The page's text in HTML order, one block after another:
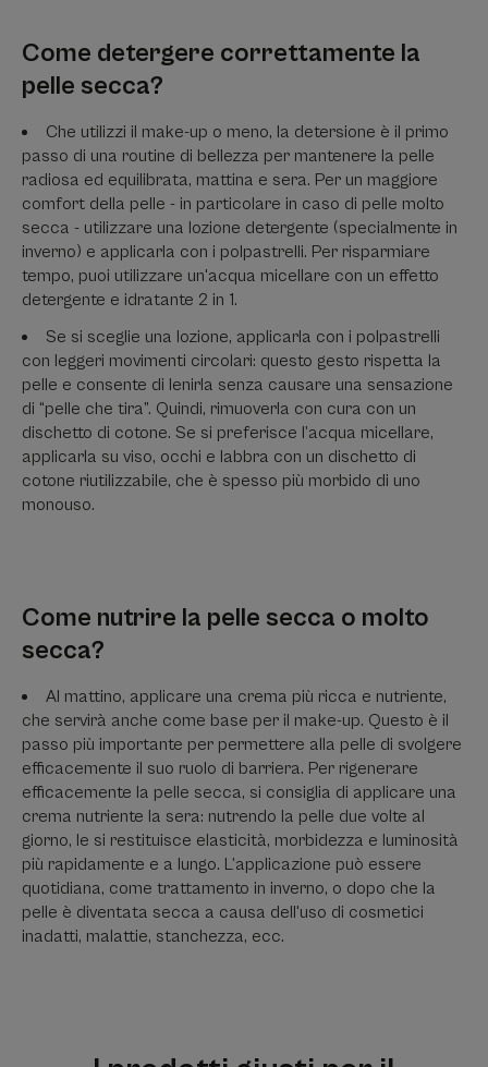
Come detergere correttamente la
pelle secca?
Che utilizzi il make-up o meno, la detersione è il primo
passo di una routine di bellezza per mantenere la pelle
radiosa ed equilibrata, mattina e sera. Per un maggiore
comfort della pelle - in particolare in caso di pelle molto
secca - utilizzare una lozione detergente (specialmente in
inverno) e applicarla con i polpastrelli. Per risparmiare
tempo, puoi utilizzare un'acqua micellare con un effetto
detergente e idratante 2 in 1.
Se si sceglie una lozione, applicarla con i polpastrelli
con leggeri movimenti circolari: questo gesto rispetta la
pelle e consente di lenirla senza causare una sensazione
di “pelle che tira”. Quindi, rimuoverla con cura con un
dischetto di cotone. Se si preferisce l’acqua micellare,
applicarla su viso, occhi e labbra con un dischetto di
cotone riutilizzabile, che è spesso più morbido di uno
monouso.
Come nutrire la pelle secca o molto
secca?
Al mattino, applicare una crema più ricca e nutriente,
che servirà anche come base per il make-up. Questo è il
passo più importante per permettere alla pelle di svolgere
efficacemente il suo ruolo di barriera. Per rigenerare
efficacemente la pelle secca, si consiglia di applicare una
crema nutriente la sera: nutrendo la pelle due volte al
giorno, le si restituisce elasticità, morbidezza e luminosità
più rapidamente e a lungo. L’applicazione può essere
quotidiana, come trattamento in inverno, o dopo che la
pelle è diventata secca a causa dell'uso di cosmetici
inadatti, malattie, stanchezza, ecc.